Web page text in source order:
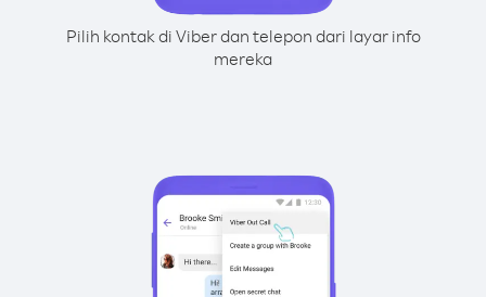
Pilih kontak di Viber dan telepon dari layar info
mereka